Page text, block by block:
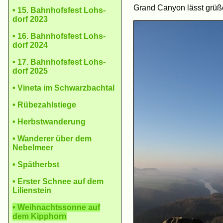
• 15. Bahn­hofs­fest Lohs­
dorf 2023
• 16. Bahn­hofs­fest Lohs­
dorf 2024
• 17. Bahn­hofs­fest Lohs­
dorf 2025
• Vine­ta im Schwarz­bach­tal
• Rübe­zahl­stiege
• Herbst­wande­rung
• Wande­rer über dem
Nebel­meer
• Spät­herbst
• Ers­ter Schnee auf dem
Lilien­stein
• Weih­nachts­sonne auf
dem Kipp­horn
Grand Canyon lässt